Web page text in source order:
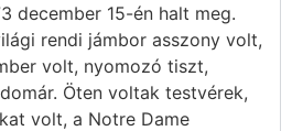
december 15-én halt meg.
rendi jámbor asszony volt,
volt, nyomozó tiszt,
Öten voltak testvérek,
volt, a Notre Dame